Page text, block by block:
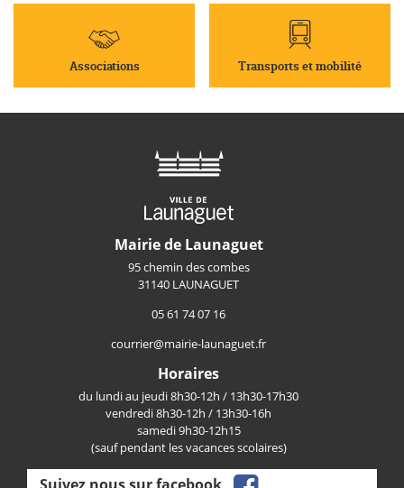
Associations Transports et mobilité
Mairie de Launaguet
95 chemin des combes
31140 LAUNAGUET
05 61 74 07 16
courrier@mairie-launaguet.fr
Horaires
du lundi au jeudi 8h30-12h / 13h30-17h30
vendredi 8h30-12h / 13h30-16h
samedi 9h30-12h15
(sauf pendant les vacances scolaires)